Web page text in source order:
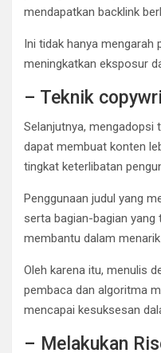
mendapatkan backlink
Ini tidak hanya mengarah
meningkatkan eksposur
– Teknik
Selanjutnya,
dapat membuat konten
tingkat keterlibatan
Penggunaan judul yang
serta bagian-bagian
membantu dalam
Oleh karena itu, menulis
pembaca dan algoritma
mencapai kesuksesan
– Melakukan